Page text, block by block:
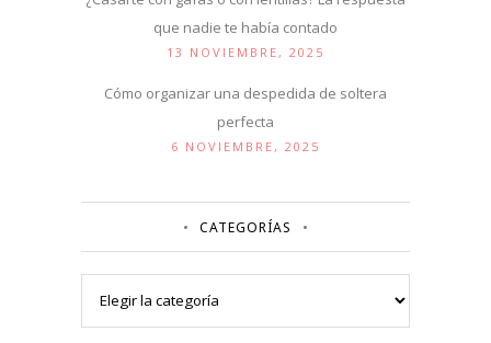
que nadie te había contado
13 NOVIEMBRE, 2025
Cómo organizar una despedida de soltera
perfecta
6 NOVIEMBRE, 2025
CATEGORÍAS